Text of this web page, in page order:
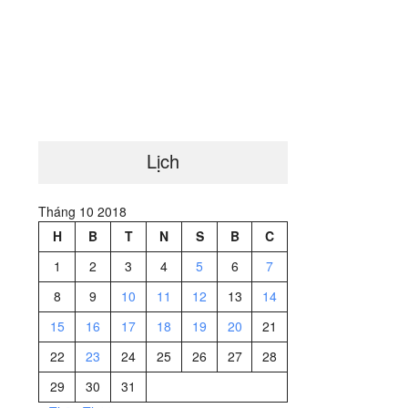
Lịch
Tháng 10 2018
H
B T N S B
C
1
2 3 4 5 6
7
8
9 10 11 12 13
14
15
16 17 18 19 20
21
22
23 24 25 26 27
28
29
30
31